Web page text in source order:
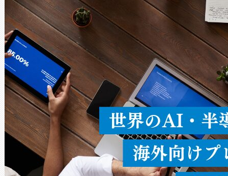
× 80°のノーマルモード、長
ードを切り替えて使用するこ
ることなく、単一のデバイス
うにします。遠距離まで届く
密度なスキャ […]